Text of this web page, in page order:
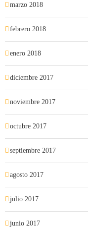
marzo 2018
febrero 2018
enero 2018
diciembre 2017
noviembre 2017
octubre 2017
septiembre 2017
agosto 2017
julio 2017
junio 2017